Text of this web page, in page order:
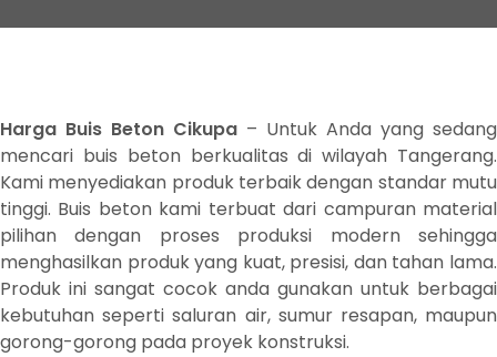
Harga Buis Beton Cikupa – Untuk Anda yang sedang
mencari buis beton berkualitas di wilayah Tangerang.
Kami menyediakan produk terbaik dengan standar mutu
tinggi. Buis beton kami terbuat dari campuran material
pilihan dengan proses produksi modern sehingga
menghasilkan produk yang kuat, presisi, dan tahan lama.
Produk ini sangat cocok anda gunakan untuk berbagai
kebutuhan seperti saluran air, sumur resapan, maupun
gorong-gorong pada proyek konstruksi.